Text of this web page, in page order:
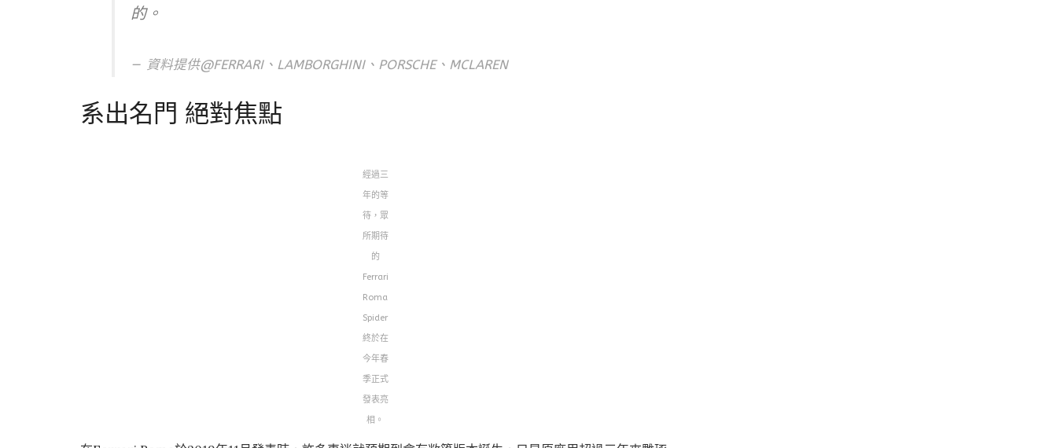
的。
資料提供@FERRARI、LAMBORGHINI、PORSCHE、MCLAREN
系出名門 絕對焦點
經過三
年的等
待，眾
所期待
的
Ferrari
Roma
Spider
終於在
今年春
季正式
發表亮
相。